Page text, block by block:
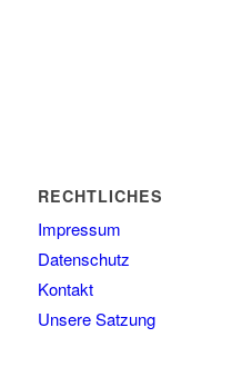
RECHTLICHES
Impressum
Datenschutz
Kontakt
Unsere Satzung